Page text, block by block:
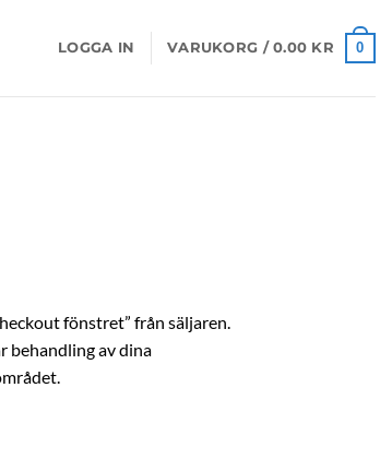
LOGGA IN VARUKORG /0.00 KR 0
fönstret” från säljaren.
behandling av dina